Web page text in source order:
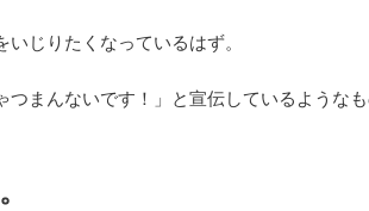
じりたくなっているはず。
まんないです！」と宣伝しているような